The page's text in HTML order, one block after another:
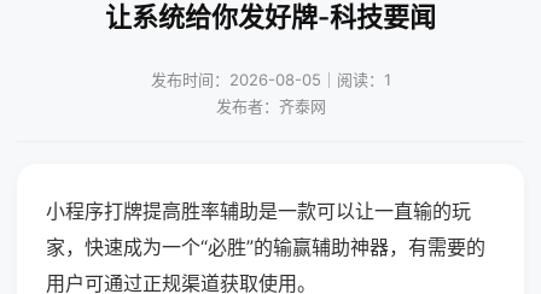
让系统给你发好牌-科技要闻
发布时间：2026-08-05｜阅读：1
发布者：齐泰网
小程序打牌提高胜率辅助是一款可以让一直输的玩
家，快速成为一个“必胜”的输赢辅助神器，有需要的
用户可通过正规渠道获取使用。